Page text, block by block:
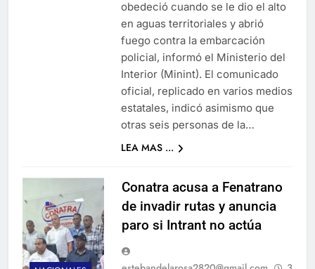
obedeció cuando se le dio el alto
en aguas territoriales y abrió
fuego contra la embarcación
policial, informó el Ministerio del
Interior (Minint). El comunicado
oficial, replicado en varios medios
estatales, indicó asimismo que
otras seis personas de la…
LEA MAS ...
Conatra acusa a Fenatrano
de invadir rutas y anuncia
paro si Intrant no actúa